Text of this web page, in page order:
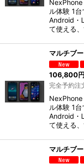
NexPhone
ル体験 1
Android・
て使える
マルチブ
106,800円
完全予約注
NexPhone
ル体験 1
Android・
て使える
マルチブ